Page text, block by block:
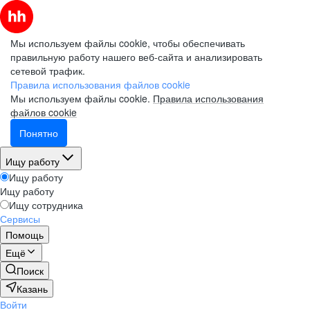
Мы используем файлы cookie, чтобы обеспечивать
правильную работу нашего веб-сайта и анализировать
сетевой трафик.
Правила использования файлов cookie
Мы используем файлы cookie. Правила использования
файлов cookie
Понятно
Ищу работу
Ищу работу
Ищу работу
Ищу сотрудника
Сервисы
Помощь
Ещё
Поиск
Казань
Войти